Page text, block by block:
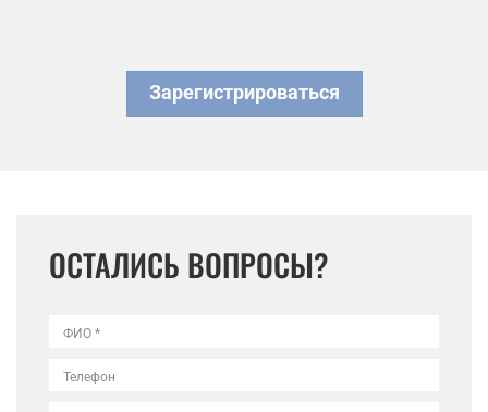
Зарегистрироваться
ОСТАЛИСЬ ВОПРОСЫ?
ФИО *
Телефон